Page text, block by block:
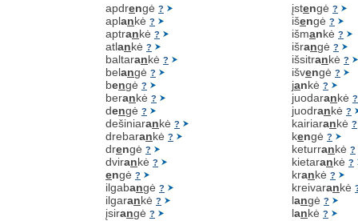
apdrengė ?
aplankė ?
aptrankė ?
atlankė ?
baltarankė ?
belangė ?
bengė ?
berankė ?
dengė ?
dešiniarankė ?
drebarankė ?
drengė ?
dvirankė ?
engė ?
ilgabangė ?
ilgarankė ?
įsirangė ?
įstengė ?
išengė ?
išmankė ?
išrangė ?
išsitrankė ?
išvengė ?
jankė ?
juodarankė ?
juodrankė ?
kairiarankė ?
kengė ?
keturrankė ?
kietarankė ?
krankė ?
kreivarankė
langė ?
lankė ?